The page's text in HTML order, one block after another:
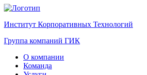
Институт Корпоративных Технологий
Группа компаний ГИК
О компании
Команда